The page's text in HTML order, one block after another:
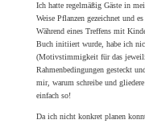
Ich hatte regelmäßig Gäste in
Weise Pflanzen gezeichnet und
Während eines Treffens mit
Buch initiiert wurde, habe ich
(Motivstimmigkeit für das
Rahmenbedingungen gesteckt
mir, warum schreibe und
einfach so!
Da ich nicht konkret planen